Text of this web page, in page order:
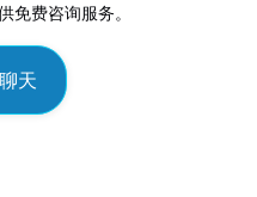
免费咨询服务。
天